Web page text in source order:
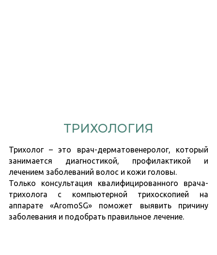
ТРИХОЛОГИЯ
Трихолог – это врач-дерматовенеролог, который
занимается диагностикой, профилактикой и
лечением заболеваний волос и кожи головы.
Только консультация квалифицированного врача-
трихолога с компьютерной трихоскопией на
аппарате «AromoSG» поможет выявить причину
заболевания и подобрать правильное лечение.